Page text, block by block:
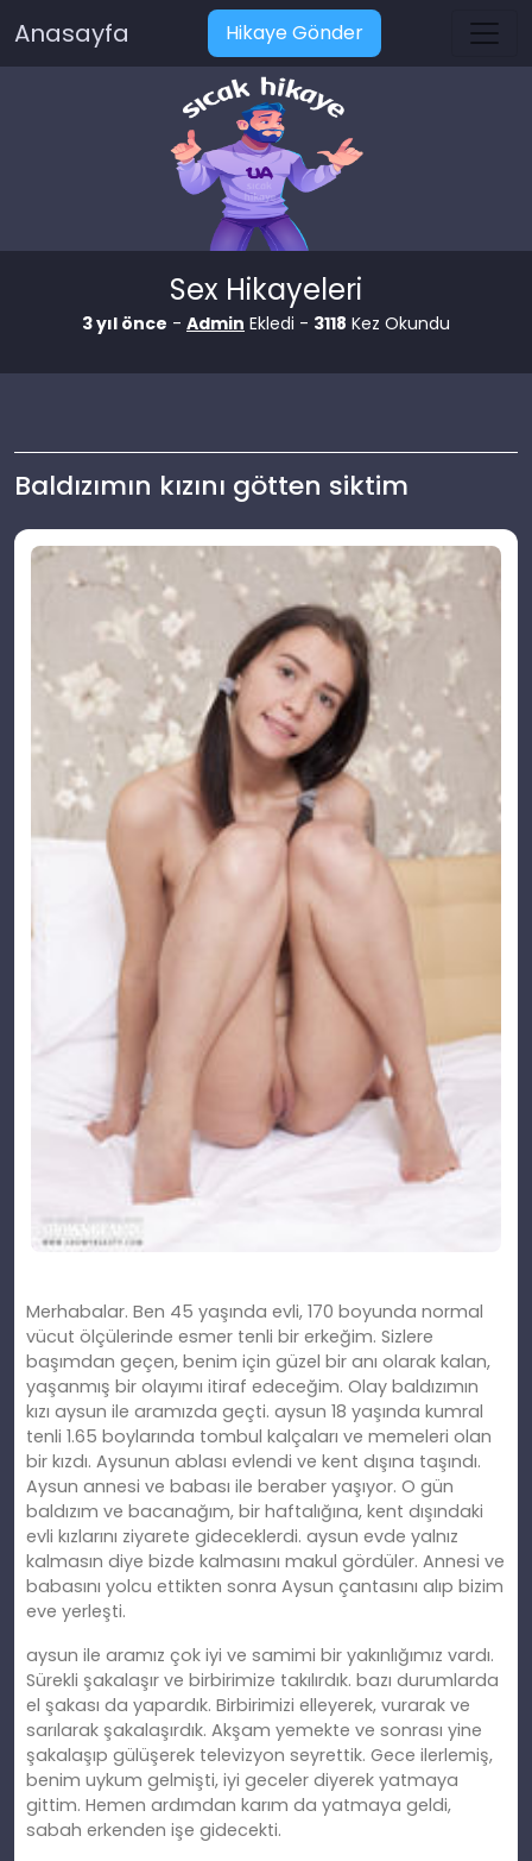
Anasayfa Hikaye Gönder
Sex Hikayeleri
3 yıl önce - Admin Ekledi - 3118 Kez Okundu
Baldızımın kızını götten siktim
Merhabalar. Ben 45 yaşında evli, 170 boyunda normal
vücut ölçülerinde esmer tenli bir erkeğim. Sizlere
başımdan geçen, benim için güzel bir anı olarak kalan,
yaşanmış bir olayımı itiraf edeceğim. Olay baldızımın
kızı aysun ile aramızda geçti. aysun 18 yaşında kumral
tenli 1.65 boylarında tombul kalçaları ve memeleri olan
bir kızdı. Aysunun ablası evlendi ve kent dışına taşındı.
Aysun annesi ve babası ile beraber yaşıyor. O gün
baldızım ve bacanağım, bir haftalığına, kent dışındaki
evli kızlarını ziyarete gideceklerdi. aysun evde yalnız
kalmasın diye bizde kalmasını makul gördüler. Annesi ve
babasını yolcu ettikten sonra Aysun çantasını alıp bizim
eve yerleşti.
aysun ile aramız çok iyi ve samimi bir yakınlığımız vardı.
Sürekli şakalaşır ve birbirimize takılırdık. bazı durumlarda
el şakası da yapardık. Birbirimizi elleyerek, vurarak ve
sarılarak şakalaşırdık. Akşam yemekte ve sonrası yine
şakalaşıp gülüşerek televizyon seyrettik. Gece ilerlemiş,
benim uykum gelmişti, iyi geceler diyerek yatmaya
gittim. Hemen ardımdan karım da yatmaya geldi,
sabah erkenden işe gidecekti.